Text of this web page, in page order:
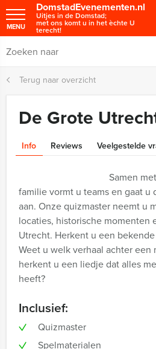
DomstadEvenementen.nl
Uitjes in de Domstad;
met ons komt u in het èchte U
terecht!
MENU
Terug naar overzicht
De Grote
Info Reviews Veelgestelde
Samen
familie vormt u teams en gaat u
aan. Onze quizmaster neemt u
locaties, historische momenten
Utrecht. Herkent u een
Weet u welk verhaal achter
herkent u een liedje dat alles
heeft?
Inclusief:
Quizmaster
Spelmaterialen